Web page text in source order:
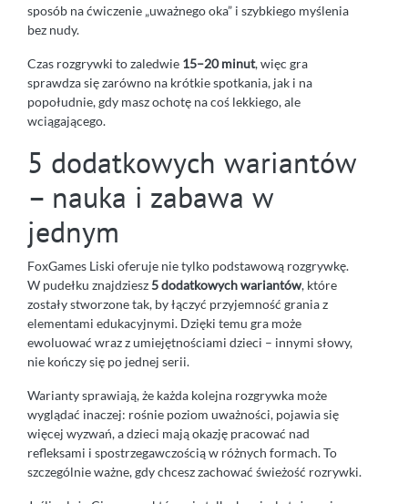
sposób na ćwiczenie „uważnego oka” i szybkiego myślenia
bez nudy.
Czas rozgrywki to zaledwie 15–20 minut, więc gra
sprawdza się zarówno na krótkie spotkania, jak i na
popołudnie, gdy masz ochotę na coś lekkiego, ale
wciągającego.
5 dodatkowych wariantów
– nauka i zabawa w
jednym
FoxGames Liski oferuje nie tylko podstawową rozgrywkę.
W pudełku znajdziesz5 dodatkowych wariantów, które
zostały stworzone tak, by łączyć przyjemność grania z
elementami edukacyjnymi. Dzięki temu gra może
ewoluować wraz z umiejętnościami dzieci – innymi słowy,
nie kończy się po jednej serii.
Warianty sprawiają, że każda kolejna rozgrywka może
wyglądać inaczej: rośnie poziom uważności, pojawia się
więcej wyzwań, a dzieci mają okazję pracować nad
refleksami i spostrzegawczością w różnych formach. To
szczególnie ważne, gdy chcesz zachować świeżość rozrywki.